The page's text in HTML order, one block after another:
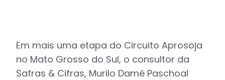
Em mais uma etapa do Circuito Aprosoja
no Mato Grosso do Sul, o consultor da
Safras & Cifras, Murilo Damé Paschoal